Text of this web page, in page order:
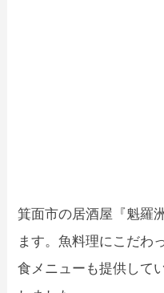
箕面市の居酒屋『魁羅
ます。魚料理にこだわ
食メニューも提供して